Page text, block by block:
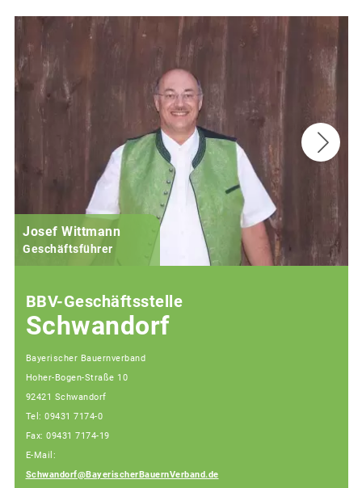
Josef Wittmann
Geschäftsführer
BBV-Geschäftsstelle
Schwandorf
Bayerischer Bauernverband
Hoher-Bogen-Straße 10
92421 Schwandorf
Tel: 09431 7174-0
Fax: 09431 7174-19
E-Mail:
Schwandorf@BayerischerBauernVerband.de